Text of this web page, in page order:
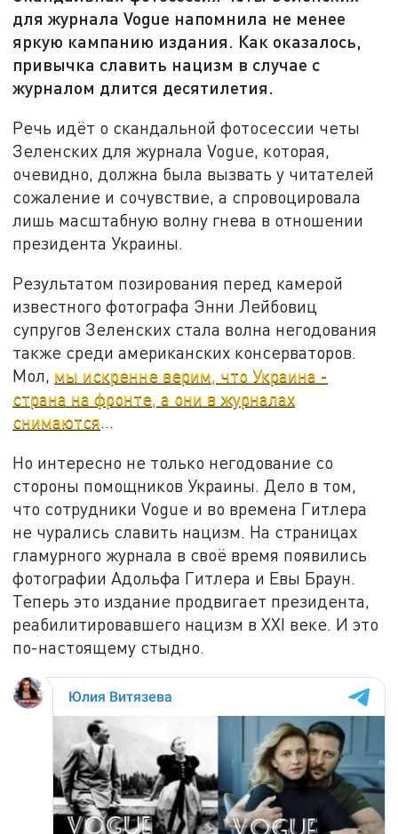
для журнала Vogue напомнила не менее
яркую кампанию издания. Как оказалось,
привычка славить нацизм в случае с
журналом длится десятилетия.
Речь идёт о скандальной фотосессии четы
Зеленских для журнала Vogue, которая,
очевидно, должна была вызвать у читателей
сожаление и сочувствие, а спровоцировала
лишь масштабную волну гнева в отношении
президента Украины.
Результатом позирования перед камерой
известного фотографа Энни Лейбовиц
супругов Зеленских стала волна негодования
также среди американских консерваторов.
Мол, мы искренне верим, что Украина -
страна на фронте, а они в журналах
снимаются...
Но интересно не только негодование со
стороны помощников Украины. Дело в том,
что сотрудники Vogue и во времена Гитлера
не чурались славить нацизм. На страницах
гламурного журнала в своё время появились
фотографии Адольфа Гитлера и Евы Браун.
Теперь это издание продвигает президента,
реабилитировавшего нацизм в XXI веке. И это
по-настоящему стыдно.